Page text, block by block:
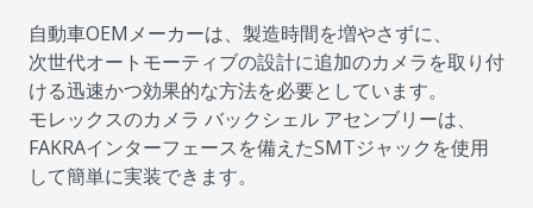
自動車OEMメーカーは、製造時間を増やさずに、
次世代オートモーティブの設計に追加のカメラを取り付
ける迅速かつ効果的な方法を必要としています。
モレックスのカメラ バックシェル アセンブリーは、
FAKRAインターフェースを備えたSMTジャックを使用
して簡単に実装できます。